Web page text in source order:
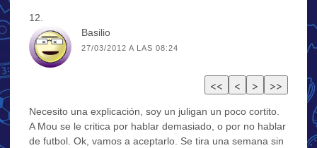
Basilio
27/03/2012 A LAS 08:24
Necesito una explicación, soy un juligan un poco cortito.
A Mou se le critica por hablar demasiado, o por no hablar
de futbol. Ok, vamos a aceptarlo. Se tira una semana sin